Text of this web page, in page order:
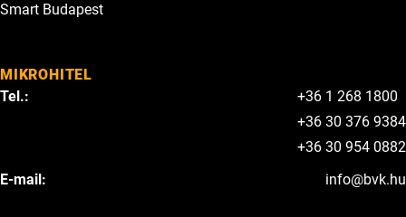
Smart Budapest
MIKROHITEL
Tel.:
+36 1 268 1800
+36 30 376 9384
+36 30 954 0882
E-mail:
info@bvk.hu